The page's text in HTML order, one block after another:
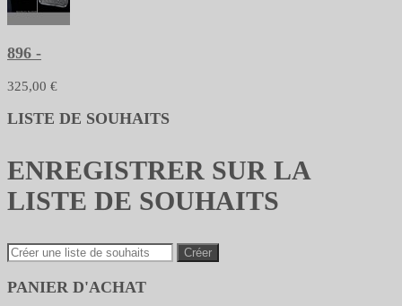
896 -
325,00 €
LISTE DE SOUHAITS
ENREGISTRER SUR LA
LISTE DE SOUHAITS
Créer
PANIER D'ACHAT